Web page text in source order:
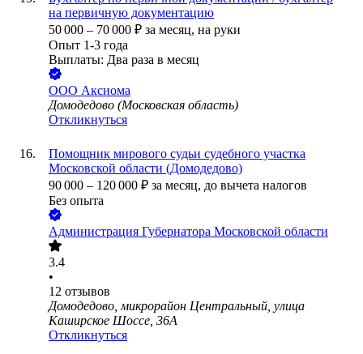
на первичную документацию
50 000 – 70 000 ₽ за месяц, на руки
Опыт 1-3 года
Выплаты: Два раза в месяц
ООО Аксиома
Домодедово (Московская область)
Откликнуться
Помощник мирового судьи судебного участка
Московской области (Домодедово)
90 000 – 120 000 ₽ за месяц, до вычета налогов
Без опыта
Администрация Губернатора Московской области
3.4
•
12 отзывов
Домодедово, микрорайон Центральный, улица
Каширское Шоссе, 36А
Откликнуться